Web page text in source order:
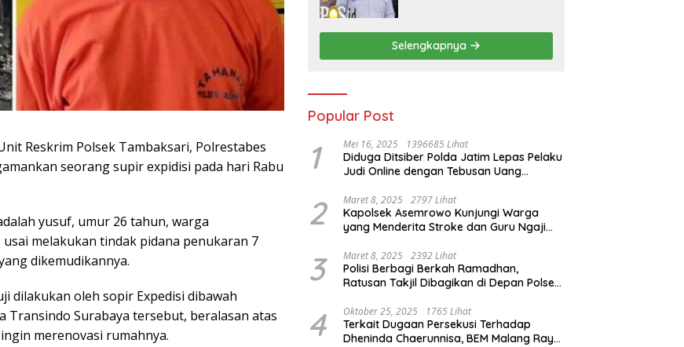
Reskrim Polsek Tambaksari, Polrestabes
seorang supir expidisi pada hari Rabu
yusuf, umur 26 tahun, warga
melakukan tindak pidana penukaran 7
dikemudikannya.
dilakukan oleh sopir Expedisi dibawah
Transindo Surabaya tersebut, beralasan atas
merenovasi rumahnya.
Arisan Bodong
Selengkapnya
Popular Post
1 Mei 16, 2025 1396685 Lihat
Diduga Ditsiber Polda Jatim Lepas Pelaku
Judi Online dengan Tebusan Uang
2 Maret 8, 2025 2797 Lihat
Kapolsek Asemrowo Kunjungi Warga
yang Menderita Stroke dan Guru Ngaji
3 Maret 8, 2025 2392 Lihat
Polisi Berbagi Berkah Ramadhan,
Ratusan Takjil Dibagikan di Depan Polsek
4 Oktober 25, 2025 1765 Lihat
Terkait Dugaan Persekusi Terhadap
Dheninda Chaerunnisa, BEM Malang Raya